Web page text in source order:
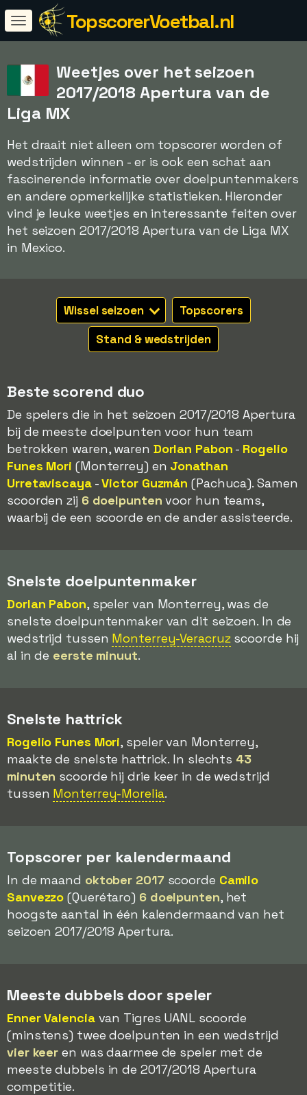
TopscorerVoetbal.nl
Weetjes over het seizoen
2017/2018 Apertura van de
Liga MX
Het draait niet alleen om topscorer worden of
wedstrijden winnen - er is ook een schat aan
fascinerende informatie over doelpuntenmakers
en andere opmerkelijke statistieken. Hieronder
vind je leuke weetjes en interessante feiten over
het seizoen 2017/2018 Apertura van de Liga MX
in Mexico.
Wissel seizoen
Topscorers
Stand & wedstrijden
Beste scorend duo
De spelers die in het seizoen 2017/2018 Apertura
bij de meeste doelpunten voor hun team
betrokken waren, waren Dorlan Pabon - Rogelio
Funes Mori (Monterrey) en Jonathan
Urretaviscaya-Victor Guzmán (Pachuca). Samen
scoorden zij 6 doelpunten voor hun teams,
waarbij de een scoorde en de ander assisteerde.
Snelste doelpuntenmaker
Dorlan Pabon, speler van Monterrey, was de
snelste doelpuntenmaker van dit seizoen. In de
wedstrijd tussen Monterrey-Veracruzscoorde hij
al in de eerste minuut.
Snelste hattrick
Rogelio Funes Mori, speler van Monterrey,
maakte de snelste hattrick. In slechts 43
minuten scoorde hij drie keer in de wedstrijd
tussen Monterrey-Morelia.
Topscorer per kalendermaand
In de maand oktober 2017 scoorde Camilo
Sanvezzo (Querétaro) 6 doelpunten, het
hoogste aantal in één kalendermaand van het
seizoen 2017/2018 Apertura.
Meeste dubbels door speler
Enner Valenciavan Tigres UANL scoorde
(minstens) twee doelpunten in een wedstrijd
vier keer en was daarmee de speler met de
meeste dubbels in de 2017/2018 Apertura
competitie.